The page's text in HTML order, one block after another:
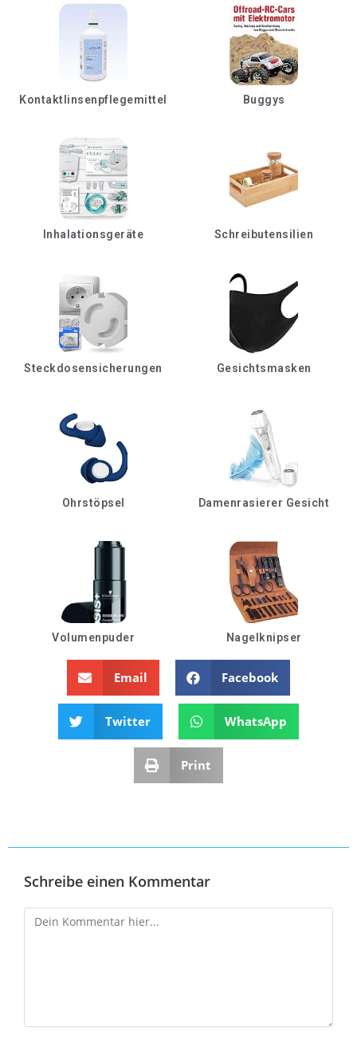
Kontaktlinsenpflegemittel Buggys
Inhalationsgeräte Schreibutensilien
Steckdosensicherungen Gesichtsmasken
Ohrstöpsel Damenrasierer Gesicht
Volumenpuder Nagelknipser
Email Facebook
Twitter WhatsApp
Print
Schreibe einen Kommentar